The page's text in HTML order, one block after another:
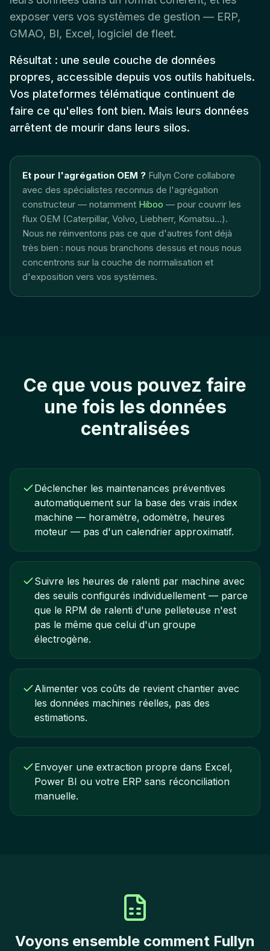
exposer vers vos systèmes de gestion — ERP,
GMAO, BI, Excel, logiciel de fleet.
Résultat : une seule couche de données
propres, accessible depuis vos outils habituels.
Vos plateformes télématique continuent de
faire ce qu'elles font bien. Mais leurs données
arrêtent de mourir dans leurs silos.
Et pour l'agrégation OEM ? Fullyn Core collabore
avec des spécialistes reconnus de l'agrégation
constructeur — notamment Hiboo — pour couvrir les
flux OEM (Caterpillar, Volvo, Liebherr, Komatsu…).
Nous ne réinventons pas ce que d'autres font déjà
très bien : nous nous branchons dessus et nous nous
concentrons sur la couche de normalisation et
d'exposition vers vos systèmes.
Ce que vous pouvez faire
une fois les données
centralisées
Déclencher les maintenances préventives
automatiquement sur la base des vrais index
machine — horamètre, odomètre, heures
moteur — pas d'un calendrier approximatif.
Suivre les heures de ralenti par machine avec
des seuils configurés individuellement — parce
que le RPM de ralenti d'une pelleteuse n'est
pas le même que celui d'un groupe
électrogène.
Alimenter vos coûts de revient chantier avec
les données machines réelles, pas des
estimations.
Envoyer une extraction propre dans Excel,
Power BI ou votre ERP sans réconciliation
manuelle.
Voyons ensemble comment Fullyn